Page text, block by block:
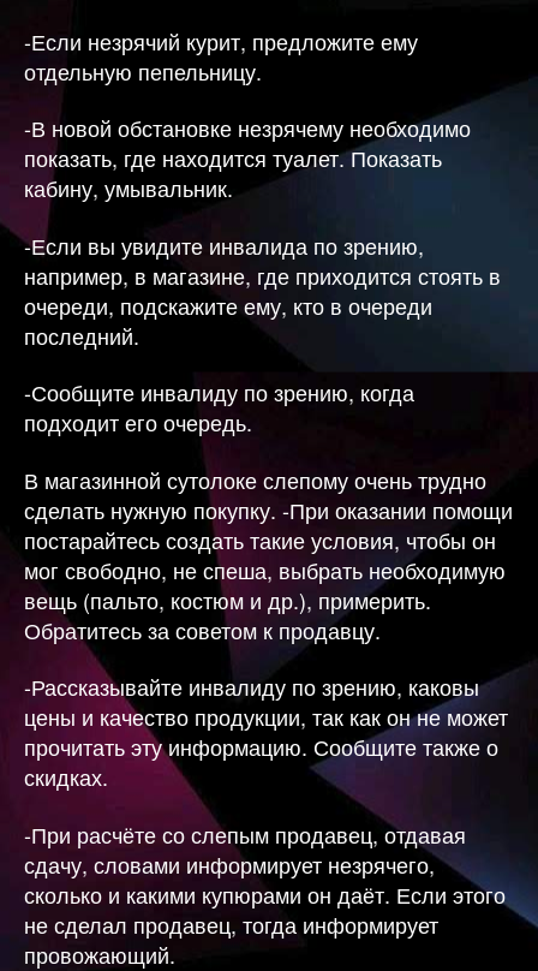
-Если незрячий курит, предложите ему
отдельную пепельницу.
-В новой обстановке незрячему необходимо
показать, где находится туалет. Показать
кабину, умывальник.
-Если вы увидите инвалида по зрению,
например, в магазине, где приходится стоять в
очереди, подскажите ему, кто в очереди
последний.
-Сообщите инвалиду по зрению, когда
подходит его очередь.
В магазинной сутолоке слепому очень трудно
сделать нужную покупку. -При оказании помощи
постарайтесь создать такие условия, чтобы он
мог свободно, не спеша, выбрать необходимую
вещь (пальто, костюм и др.), примерить.
Обратитесь за советом к продавцу.
-Рассказывайте инвалиду по зрению, каковы
цены и качество продукции, так как он не может
прочитать эту информацию. Сообщите также о
скидках.
-При расчёте со слепым продавец, отдавая
сдачу, словами информирует незрячего,
сколько и какими купюрами он даёт. Если этого
не сделал продавец, тогда информирует
провожающий.